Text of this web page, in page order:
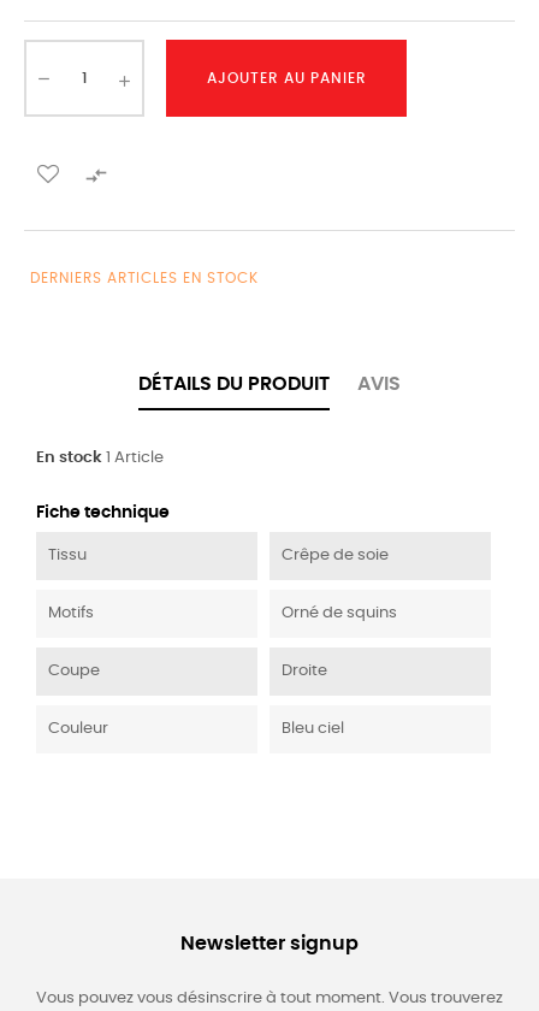
AJOUTER AU PANIER

DERNIERS ARTICLES EN STOCK
DÉTAILS DU PRODUIT AVIS
En stock 1 Article
Fiche technique
Tissu Crêpe de soie
Motifs Orné de squins
Coupe Droite
Couleur Bleu ciel
Newsletter signup
Vous pouvez vous désinscrire à tout moment. Vous trouverez